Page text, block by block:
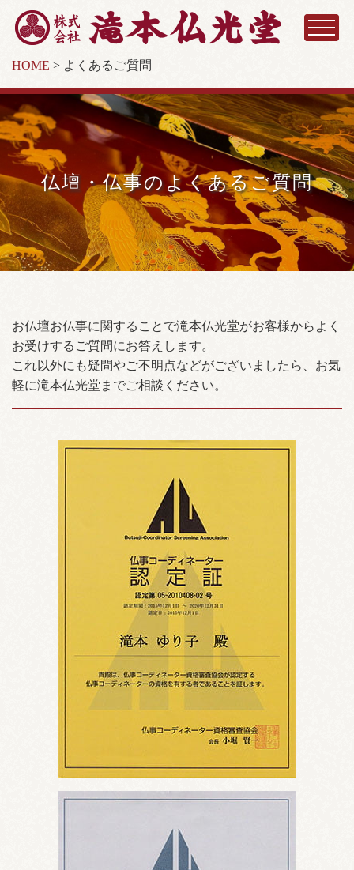
HOME > よくあるご質問
仏壇・仏事のよくあるご質問
お仏壇お仏事に関することで滝本仏光堂がお客様からよく
お受けするご質問にお答えします。
これ以外にも疑問やご不明点などがございましたら、お気
軽に滝本仏光堂までご相談ください。